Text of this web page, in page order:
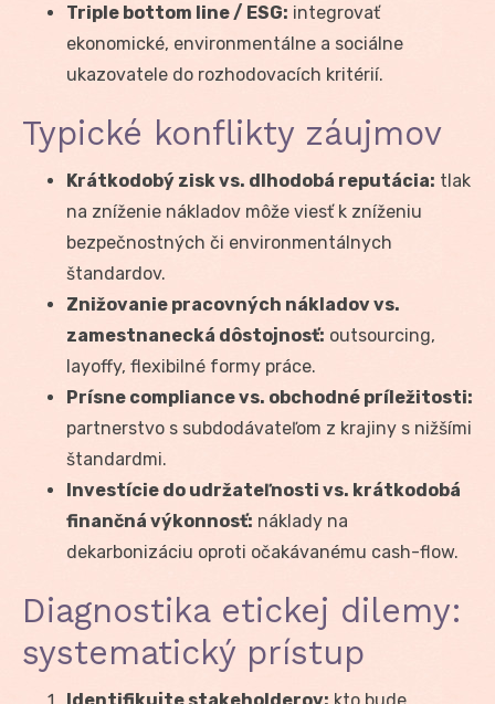
Triple bottom line / ESG: integrovať
ekonomické, environmentálne a sociálne
ukazovatele do rozhodovacích kritérií.
Typické konflikty záujmov
Krátkodobý zisk vs. dlhodobá reputácia: tlak
na zníženie nákladov môže viesť k zníženiu
bezpečnostných či environmentálnych
štandardov.
Znižovanie pracovných nákladov vs.
zamestnanecká dôstojnosť: outsourcing,
layoffy, flexibilné formy práce.
Prísne compliance vs. obchodné príležitosti:
partnerstvo s subdodávateľom z krajiny s nižšími
štandardmi.
Investície do udržateľnosti vs. krátkodobá
finančná výkonnosť: náklady na
dekarbonizáciu oproti očakávanému cash-flow.
Diagnostika etickej dilemy:
systematický prístup